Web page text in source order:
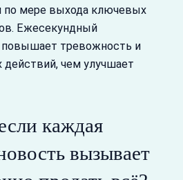
по мере выхода ключевых
Ежесекундный
повышает тревожность и
чем улучшает
каждая
вызывает